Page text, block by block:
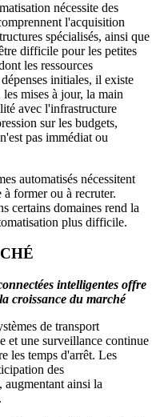
nécessite des
l'acquisition
spécialisés, ainsi que
difficile pour les petites
les ressources
initiales, il existe
mises à jour, la main
avec l'infrastructure
sur les budgets,
pas immédiat ou
automatisés nécessitent
former ou à recruter.
certains domaines rend la
plus difficile.
intelligentes offre
croissance du marché
de transport
et une surveillance continue
les temps d'arrêt. Les
des
augmentant ainsi la